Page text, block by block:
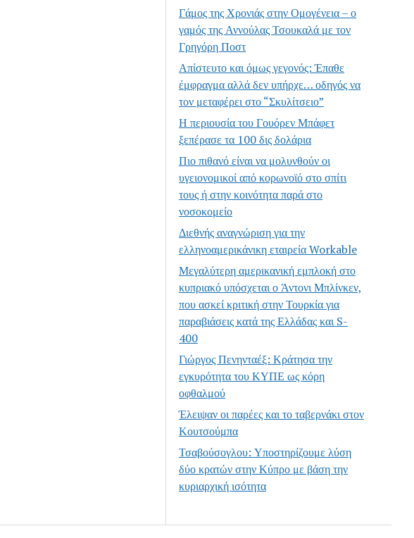
Γάμος της Χρονιάς στην Ομογένεια – ο
γαμός της Αννούλας Τσουκαλά με τον
Γρηγόρη Ποστ
Απίστευτο και όμως γεγονός: Έπαθε
έμφραγμα αλλά δεν υπήρχε… οδηγός να
τον μεταφέρει στο “Σκυλίτσειο”
Η περιουσία του Γουόρεν Μπάφετ
ξεπέρασε τα 100 δις δολάρια
Πιο πιθανό είναι να μολυνθούν οι
υγειονομικοί από κορωνοϊό στο σπίτι
τους ή στην κοινότητα παρά στο
νοσοκομείο
Διεθνής αναγνώριση για την
ελληνοαμερικάνικη εταιρεία Workable
Μεγαλύτερη αμερικανική εμπλοκή στο
κυπριακό υπόσχεται ο Άντονι Μπλίνκεν,
που ασκεί κριτική στην Τουρκία για
παραβιάσεις κατά της Ελλάδας και S-
400
Γιώργος Πενηνταέξ: Κράτησα την
εγκυρότητα του ΚΥΠΕ ως κόρη
οφθαλμού
Έλειψαν οι παρέες και το ταβερνάκι στον
Κουτσούμπα
Τσαβούσογλου: Υποστηρίζουμε λύση
δύο κρατών στην Κύπρο με βάση την
κυριαρχική ισότητα